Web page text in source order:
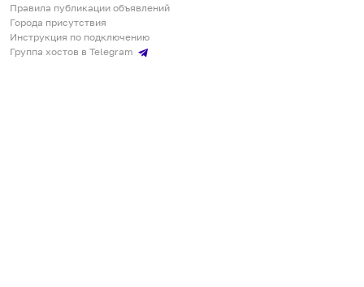
Правила публикации объявлений
Города присутствия
Инструкция по подключению
Группа хостов в Telegram